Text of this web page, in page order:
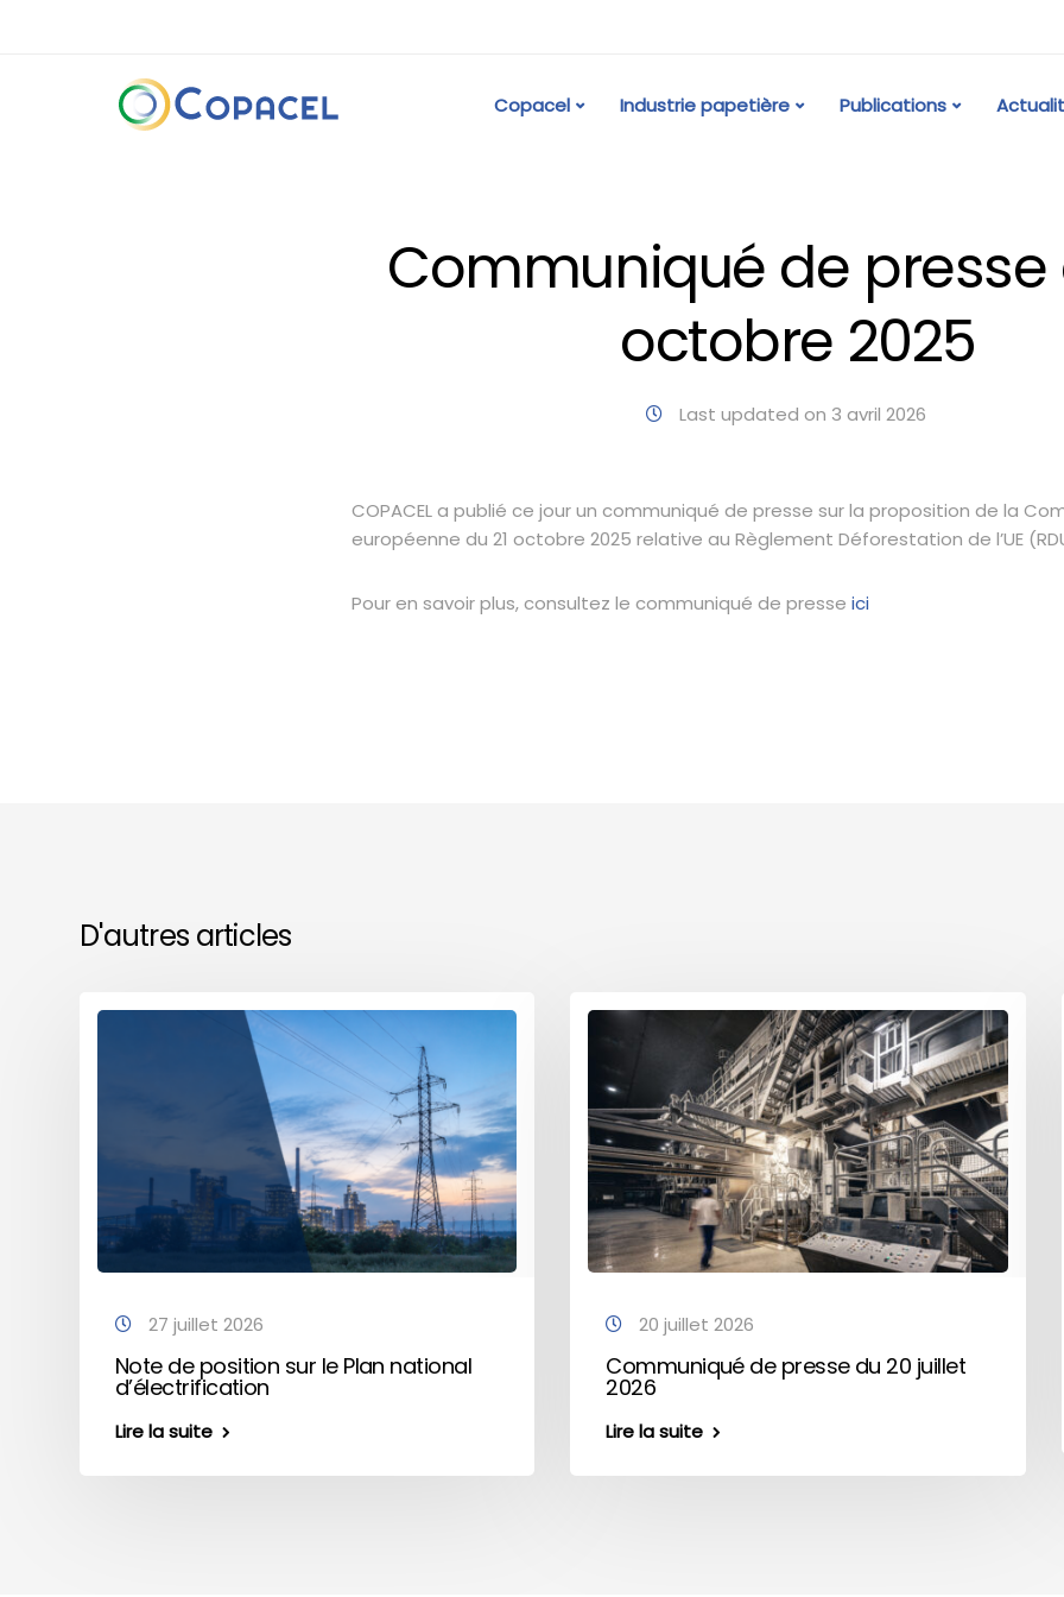
Copacel Industrie papetière Publications
Communiqué de presse
octobre 2025
Last updated on 3 avril 2026
COPACEL a publié ce jour un communiqué de presse sur la proposition de la
européenne du 21 octobre 2025 relative au Règlement Déforestation de l’UE
Pour en savoir plus, consultez le communiqué de presseici
D'autres articles
27 juillet 2026
Note de position sur le Plan national
d’électrification
Lire la suite
20 juillet 2026
Communiqué de presse du 20 juillet
2026
Lire la suite